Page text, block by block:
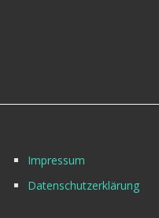
Impressum
Datenschutzerklärung